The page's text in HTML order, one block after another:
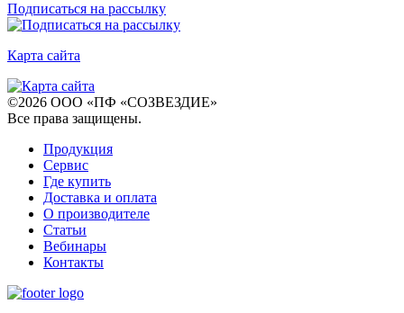
Подписаться на рассылку
Карта сайта
©2026 ООО «ПФ «СОЗВЕЗДИЕ»
Все права защищены.
Продукция
Сервис
Где купить
Доставка и оплата
О производителе
Статьи
Вебинары
Контакты